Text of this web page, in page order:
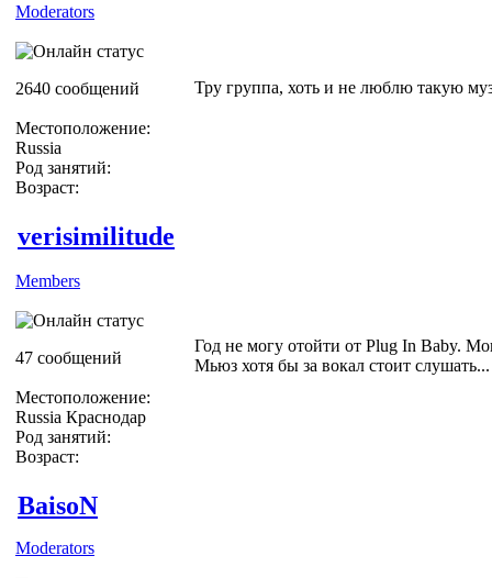
Moderators
2640 сообщений
Местоположение:
Russia
Род занятий:
Возраст:
Тру группа, хоть и не люблю такую
verisimilitude
Members
47 сообщений
Местоположение:
Russia Краснодар
Род занятий:
Возраст:
Год не могу отойти от Plug In Baby.
Мьюз хотя бы за вокал стоит слушать...
BaisoN
Moderators